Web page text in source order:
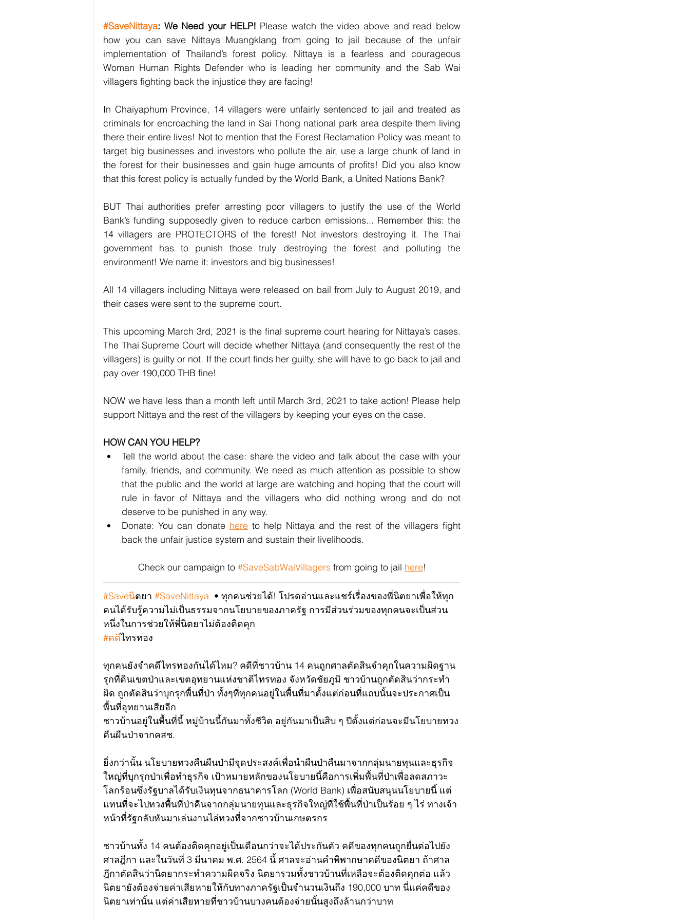
#SaveNittaya: We Need your HELP! Please watch the video above and read below
how you can save Nittaya Muangklang from going to jail because of the unfair
implementation of Thailand’s forest policy. Nittaya is a fearless and courageous
Woman Human Rights Defender who is leading her community and the Sab Wai
villagers fighting back the injustice they are facing!
In Chaiyaphum Province, 14 villagers were unfairly sentenced to jail and treated as
criminals for encroaching the land in Sai Thong national park area despite them living
there their entire lives! Not to mention that the Forest Reclamation Policy was meant to
target big businesses and investors who pollute the air, use a large chunk of land in
the forest for their businesses and gain huge amounts of profits! Did you also know
that this forest policy is actually funded by the World Bank, a United Nations Bank?
BUT Thai authorities prefer arresting poor villagers to justify the use of the World
Bank’s funding supposedly given to reduce carbon emissions... Remember this: the
14 villagers are PROTECTORS of the forest! Not investors destroying it. The Thai
government has to punish those truly destroying the forest and polluting the
environment! We name it: investors and big businesses!
All 14 villagers including Nittaya were released on bail from July to August 2019, and
their cases were sent to the supreme court.
This upcoming March 3rd, 2021 is the final supreme court hearing for Nittaya’s cases.
The Thai Supreme Court will decide whether Nittaya (and consequently the rest of the
villagers) is guilty or not. If the court finds her guilty, she will have to go back to jail and
pay over 190,000 THB fine!
NOW we have less than a month left until March 3rd, 2021 to take action! Please help
support Nittaya and the rest of the villagers by keeping your eyes on the case.
HOW CAN YOU HELP?
Tell the world about the case: share the video and talk about the case with your
family, friends, and community. We need as much attention as possible to show
that the public and the world at large are watching and hoping that the court will
rule in favor of Nittaya and the villagers who did nothing wrong and do not
deserve to be punished in any way.
Donate: You can donate here to help Nittaya and the rest of the villagers fight
back the unfair justice system and sustain their livelihoods.
Check our campaign to #SaveSabWaiVillagers from going to jail here!
#Saveนิตยา #SaveNittaya
  • ทุกคนช่วยได้! โปรดอ่านและแชร์เรื่องของพี่นิตยาเพื่อให้ทุก
คนได้รับรู้ความไม่เป็นธรรมจากนโยบายของภาครัฐ การมีส่วนร่วมของทุกคนจะเป็นส่วน
หนึ่งในการช่วยให้พี่นิตยาไม่ต้องติดคุก
#คดีไทรทอง
ทุกคนยังจำคดีไทรทองกันได้ไหม? คดีที่ชาวบ้าน 14 คนถูกศาลตัดสินจำคุกในความผิดฐาน
รุกที่ดินเขตป่าและเขตอุทยานแห่งชาติไทรทอง จังหวัดชัยภูมิ ชาวบ้านถูกตัดสินว่ากระทำ
ผิด ถูกตัดสินว่าบุกรุกพื้นที่ป่า ทั้งๆที่ทุกคนอยู่ในพื้นที่มาตั้งแต่ก่อนที่แถบนั้นจะประกาศเป็น
พื้นที่อุทยานเสียอีก
ชาวบ้านอยู่ในพื้นที่นี้ หมู่บ้านนี้กันมาทั้งชีวิต อยู่กันมาเป็นสิบ ๆ ปีตั้งแต่ก่อนจะมีนโยบายทวง
คืนผืนป่าจากคสช.
ยิ่งกว่านั้น นโยบายทวงคืนผืนป่ามีจุดประสงค์เพื่อนำผืนป่าคืนมาจากกลุ่มนายทุนและธุรกิจ
ใหญ่ที่บุกรุกป่าเพื่อทำธุรกิจ เป้าหมายหลักของนโยบายนี้คือการเพิ่มพื้นที่ป่าเพื่อลดสภาวะ
โลกร้อนซึ่งรัฐบาลได้รับเงินทุนจากธนาคารโลก (World Bank) เพื่อสนับสนุนนโยบายนี้ แต่
แทนที่จะไปทวงพื้นที่ป่าคืนจากกลุ่มนายทุนและธุรกิจใหญ่ที่ใช้พื้นที่ป่าเป็นร้อย ๆ ไร่ ทางเจ้า
หน้าที่รัฐกลับหันมาเล่นงานไล่ทวงที่จากชาวบ้านเกษตรกร
ชาวบ้านทั้ง 14 คนต้องติดคุกอยู่เป็นเดือนกว่าจะได้ประกันตัว คดีของทุกคนถูกยื่นต่อไปยัง
ศาลฎีกา และในวันที่ 3 มีนาคม พ.ศ. 2564 นี้ ศาลจะอ่านคำพิพากษาคดีของนิตยา ถ้าศาล
ฎีกาตัดสินว่านิตยากระทำความผิดจริง นิตยารวมทั้งชาวบ้านที่เหลือจะต้องติดคุกต่อ แล้ว
นิตยายังต้องจ่ายค่าเสียหายให้กับทางภาครัฐเป็นจำนวนเงินถึง 190,000 บาท นี่แค่คดีของ
นิตยาเท่านั้น แต่ค่าเสียหายที่ชาวบ้านบางคนต้องจ่ายนั้นสูงถึงล้านกว่าบาท